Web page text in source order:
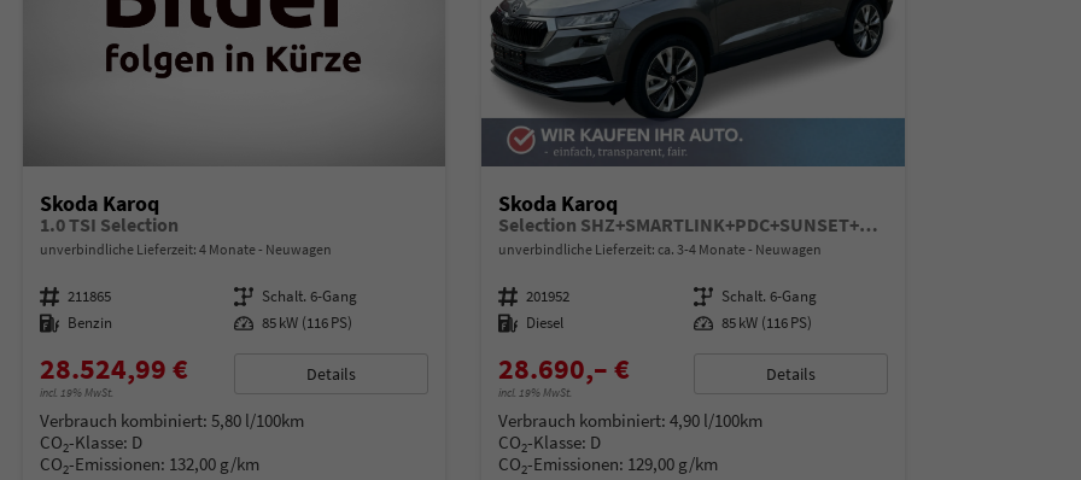
Skoda Karoq
1.0 TSI Selection
unverbindliche Lieferzeit: 4 Monate Neuwagen
Fahrzeugnummer 211865 Getriebe Schalt. 6-Gang
Kraftstoff Benzin Leistung 85 kW (116 PS)
28.524,99 €
incl. 19% MwSt.
Details
Verbrauch kombiniert: 5,80 l/100km
CO2-Klasse: D
CO2-Emissionen: 132,00 g/km
Skoda Karoq
Selection SHZ+SMARTLINK+PDC+SUNSET+LED
unverbindliche Lieferzeit: ca. 3-4 Monate Neuwagen
Fahrzeugnummer 201952 Getriebe Schalt. 6-Gang
Kraftstoff Diesel Leistung 85 kW (116 PS)
28.690,– €
incl. 19% MwSt.
Details
Verbrauch kombiniert:4,90 l/100km
CO2-Klasse: D
CO2-Emissionen: 129,00 g/km